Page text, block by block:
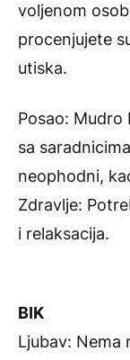
voljenom
procenjujete
utiska.
Posao:
sa
neophodni,
Zdravlje:
i relaksacija.
BIK
Ljubav: Nema